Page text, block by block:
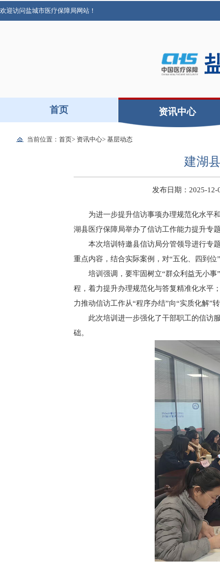
欢迎访问盐城市医疗保障局网站！
首页 资讯中心
当前位置： 首页> 资讯中心> 基层动态
建湖
发布日期：2025-12-
为进一步提升信访事项办理规范化水平
湖县医疗保障局举办了信访工作能力提升专
本次培训特邀县信访局分管领导进行专
重点内容，结合实际案例，对“五化、四到
培训强调，要牢固树立“群众利益无小
程，着力提升办理规范化与答复精准化水平
力推动信访工作从“程序办结”向“实质化解”
此次培训进一步强化了干部职工的信访
础。